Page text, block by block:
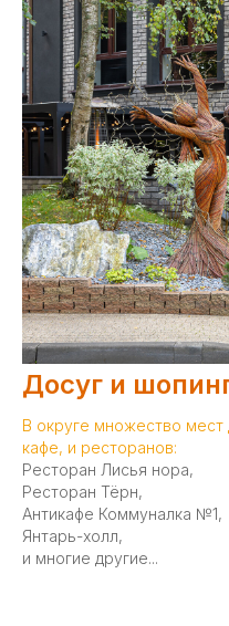
Досуг и
В округе множество мест
кафе, и ресторанов:
Ресторан Лисья нора,
Ресторан Тёрн,
Антикафе Коммуналка №1,
Янтарь-холл,
и многие другие...